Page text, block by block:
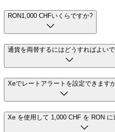
RON1,000 CHFいくらですか?
通貨を両替するにはどうすればよい
Xeでレートアラートを設定できます
Xe を使用して 1,000 CHF を RON